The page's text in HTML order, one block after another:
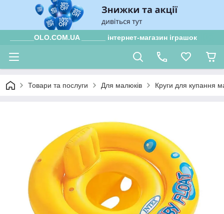
______OLO.COM.UA ______ інтернет-магазин іграшок
Товари та послуги Для малюків Круги для купання